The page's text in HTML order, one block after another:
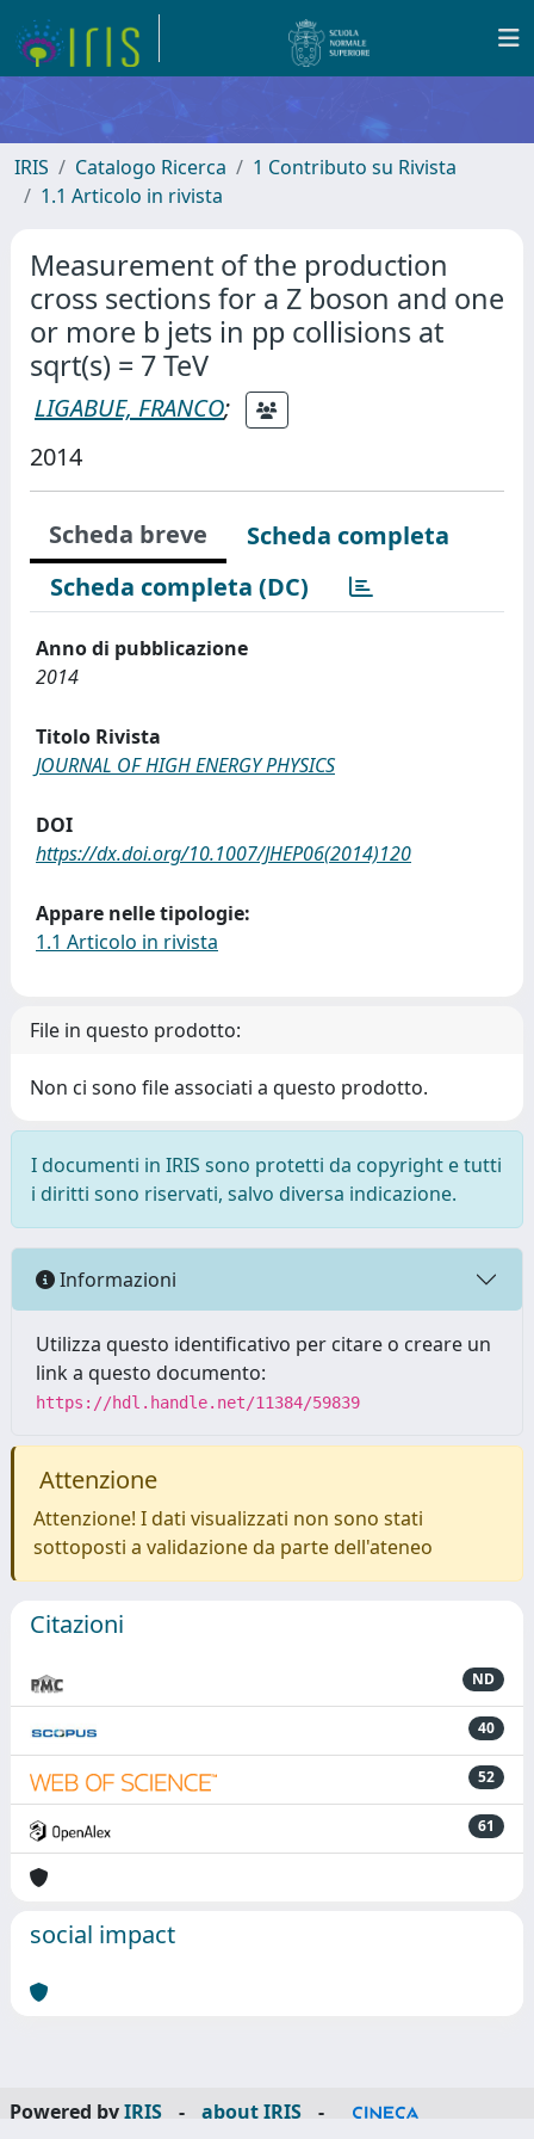
IRIS Catalogo Ricerca
1 Contributo su Rivista
1.1 Articolo in rivista
Measurement of the production
cross sections for a Z boson and one
or more b jets in pp collisions at
sqrt(s) = 7 TeV
LIGABUE, FRANCO;
2014
Scheda breve
Scheda completa
Scheda completa (DC)
Anno di pubblicazione
2014
Titolo Rivista
JOURNAL OF HIGH ENERGY PHYSICS
DOI
https://dx.doi.org/10.1007/JHEP06(2014)120
Appare nelle tipologie:
1.1 Articolo in rivista
File in questo prodotto:
Non ci sono file associati a questo prodotto.
I documenti in IRIS sono protetti da copyright e tutti
i diritti sono riservati, salvo diversa indicazione.
Informazioni
Utilizza questo identificativo per citare o creare un
link a questo documento:
https://hdl.handle.net/11384/59839
Attenzione
Attenzione! I dati visualizzati non sono stati
sottoposti a validazione da parte dell'ateneo
Citazioni
ND
40
52
61
social impact
Powered byIRIS - about IRIS
-